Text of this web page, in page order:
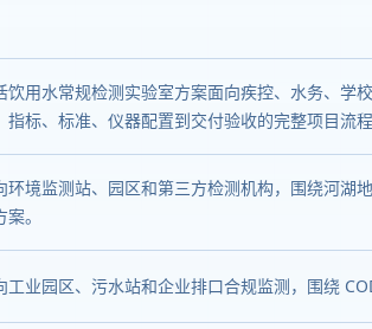
饮用水常规检测实验室方案面向疾控、水务、学
指标、标准、仪器配置到交付验收的完整项目流程
环境监测站、园区和第三方检测机构，围绕河湖
。
工业园区、污水站和企业排口合规监测，围绕